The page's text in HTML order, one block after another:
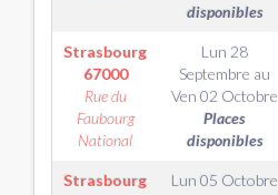
disponibles
Strasbourg
67000
Rue du
Faubourg
National
Lun 28
Septembre au
Ven 02 Octobre
Places
disponibles
Strasbourg
Lun 05 Octobre